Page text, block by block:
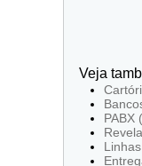
Veja
PABX